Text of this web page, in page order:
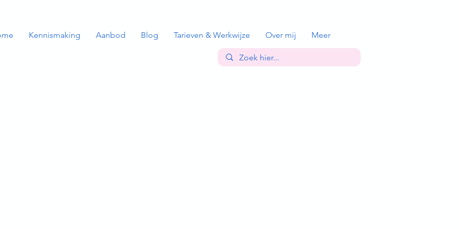
Kennismaking Aanbod Blog Tarieven & Werkwijze Over mij Meer